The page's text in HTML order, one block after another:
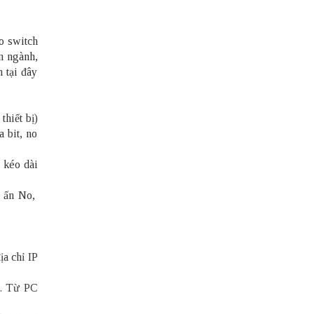
switch
ngành,
tại đây
thiết bị)
bit, no
kéo dài
ấn No,
chỉ IP
Từ PC